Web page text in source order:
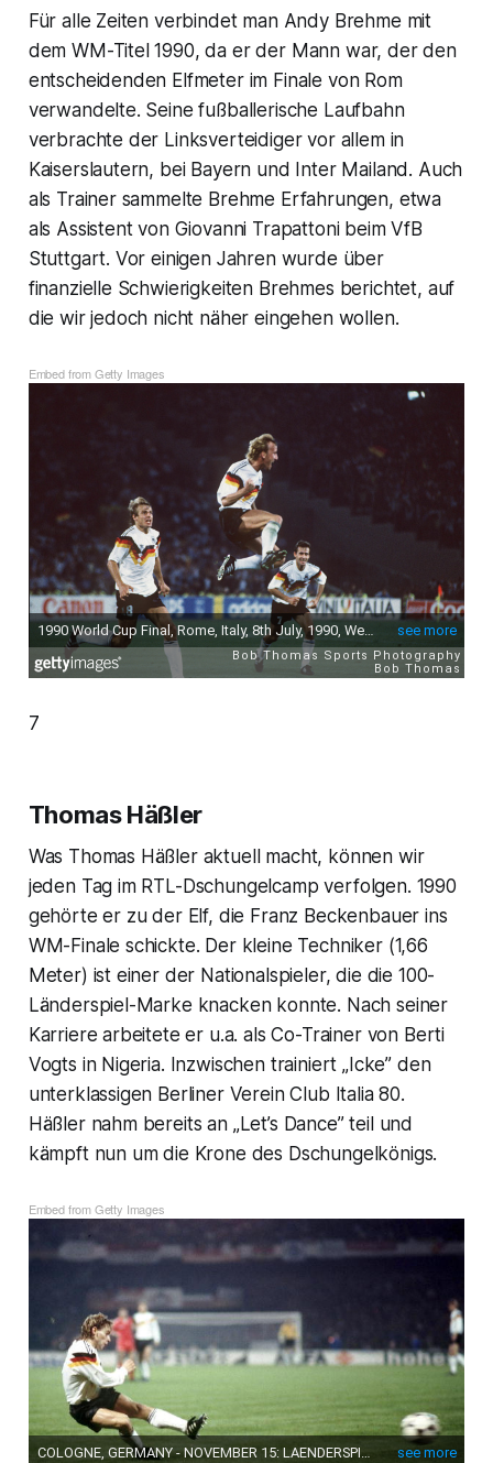
Für alle Zeiten verbindet man Andy Brehme mit
dem WM-Titel 1990, da er der Mann war, der den
entscheidenden Elfmeter im Finale von Rom
verwandelte. Seine fußballerische Laufbahn
verbrachte der Linksverteidiger vor allem in
Kaiserslautern, bei Bayern und Inter Mailand. Auch
als Trainer sammelte Brehme Erfahrungen, etwa
als Assistent von Giovanni Trapattoni beim VfB
Stuttgart. Vor einigen Jahren wurde über
finanzielle Schwierigkeiten Brehmes berichtet, auf
die wir jedoch nicht näher eingehen wollen.
Embed from Getty Images
7
Thomas Häßler
Was Thomas Häßler aktuell macht, können wir
jeden Tag im RTL-Dschungelcamp verfolgen. 1990
gehörte er zu der Elf, die Franz Beckenbauer ins
WM-Finale schickte. Der kleine Techniker (1,66
Meter) ist einer der Nationalspieler, die die 100-
Länderspiel-Marke knacken konnte. Nach seiner
Karriere arbeitete er u.a. als Co-Trainer von Berti
Vogts in Nigeria. Inzwischen trainiert „Icke” den
unterklassigen Berliner Verein Club Italia 80.
Häßler nahm bereits an „Let’s Dance” teil und
kämpft nun um die Krone des Dschungelkönigs.
Embed from Getty Images